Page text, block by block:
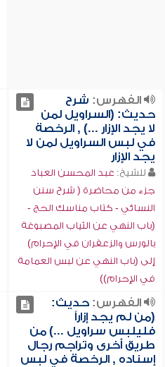
الفهرس: شرح
حديث: (السراويل لمن
لا يجد الإزار ...) , الرخصة
في لبس السراويل لمن لا
يجد الإزار
للشيخ: عبد المحسن العباد
جزء من محاضرة ( شرح سنن
النسائي - كتاب مناسك الحج -
(باب النهي عن الثياب المصبوغة
بالورس والزعفران في الإحرام)
إلى (باب النهي عن لبس العمامة
في الإحرام))
الفهرس:حديث:
(من لم يجد إزاراً
فليلبس سراويل ...) من
طريق أخرى وتراجم رجال
إسناده , الرخصة في لبس